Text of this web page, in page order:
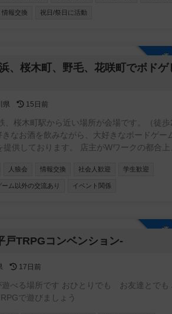
情報交換 祝日/祭日に活動
参
、桜木町、野毛、花咲町でボドゲ
県 15日前
、桜木町駅から近い場所が会場です。（徒歩
なお酒を飲みながら、大好きなボードゲー
ます。 店主がWワークの都合上、営
するに、店主不在の時は、お酒や食事の提供
ができません。 少しずつお客様が集ま
トゥルフ神話TRPGのルールブックがござい
リに分けて参加を募っていきます。 これから
長権なんていうのもいいかもしれません。 い
んの協力が必要です。コミュニティに参加
絡ができる人数を増やさせてください。そし
人狼会 情報交換 社会人歓迎 学生歓迎
ーム以外の交流あり イベント関係
戸TRPGコンベンション-
17日前
遊べる場所です おひとりでも お友達とでも
で遊びましょう